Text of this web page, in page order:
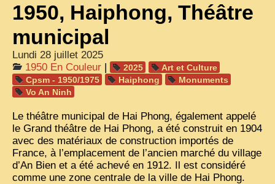
ILLUSTRATEURS
TONKIN
FRONTIÈRE
1908, RÉVOLTE
COCHINCHINE
LES ETHNIES
LAOS
1950, Haiphong, Théâtre
municipal
Lundi 28 juillet 2025
1950 En Couleur | 2025
Art et Culture
Cpsm - 1950/1975
Haiphong
Monuments
Vo An Ninh
Le théâtre municipal de Hai Phong, également appelé
le Grand théâtre de Hai Phong, a été construit en 1904
avec des matériaux de construction importés de
France, à l’emplacement de l’ancien marché du village
d’An Bien et a été achevé en 1912. Il est considéré
comme une zone centrale de la ville de Hai Phong.